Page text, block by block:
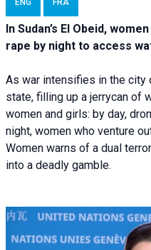
In Sudan’s El Obeid,
rape by night to access
As war intensifies in the city
state, filling up a jerrycan of
women and girls: by day,
night, women who venture
Women warns of a dual
into a deadly gamble.